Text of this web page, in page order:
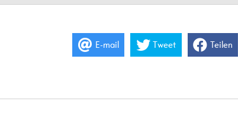
E-mail Tweet Teilen